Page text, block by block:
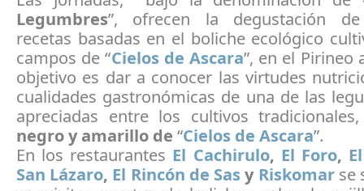
Legumbres”, ofrecen la degustación
recetas basadas en el boliche ecológico
campos de “Cielos de Ascara”, en el Pirineo
objetivo es dar a conocer las virtudes
cualidades gastronómicas de una de las
apreciadas entre los cultivos
negro y amarillo de “Cielos de Ascara”.
En los restaurantes El Cachirulo, El Foro,
San Lázaro, El Rincón de Sasy Riskomar se